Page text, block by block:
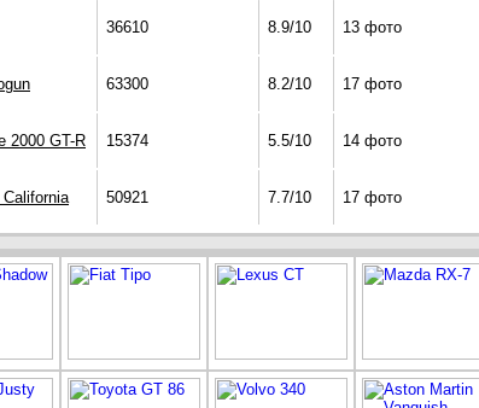
36610 8.9/10 13 фото
63300 8.2/10 17 фото
2000 GT-R 15374 5.5/10 14 фото
50921 7.7/10 17 фото